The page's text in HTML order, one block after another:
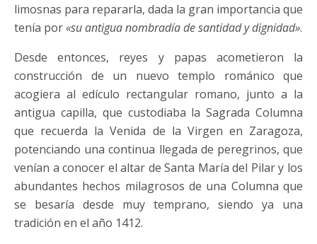
limosnas para repararla, dada la gran importancia que
tenía por«su antigua nombradía de santidad y dignidad».
Desde entonces, reyes y papas acometieron la
construcción de un nuevo templo románico que
acogiera al edículo rectangular romano, junto a la
antigua capilla, que custodiaba la Sagrada Columna
que recuerda la Venida de la Virgen en Zaragoza,
potenciando una continua llegada de peregrinos, que
venían a conocer el altar de Santa María del Pilar y los
abundantes hechos milagrosos de una Columna que
se besaría desde muy temprano, siendo ya una
tradición en el año 1412.